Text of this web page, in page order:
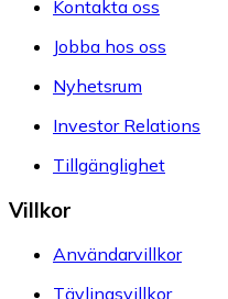
Kontakta oss
Jobba hos oss
Nyhetsrum
Investor Relations
Tillgänglighet
Villkor
Användarvillkor
Tävlingsvillkor